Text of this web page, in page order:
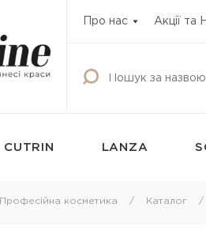
Про нас Акції та
CUTRIN LANZA
Професійна косметика Каталог